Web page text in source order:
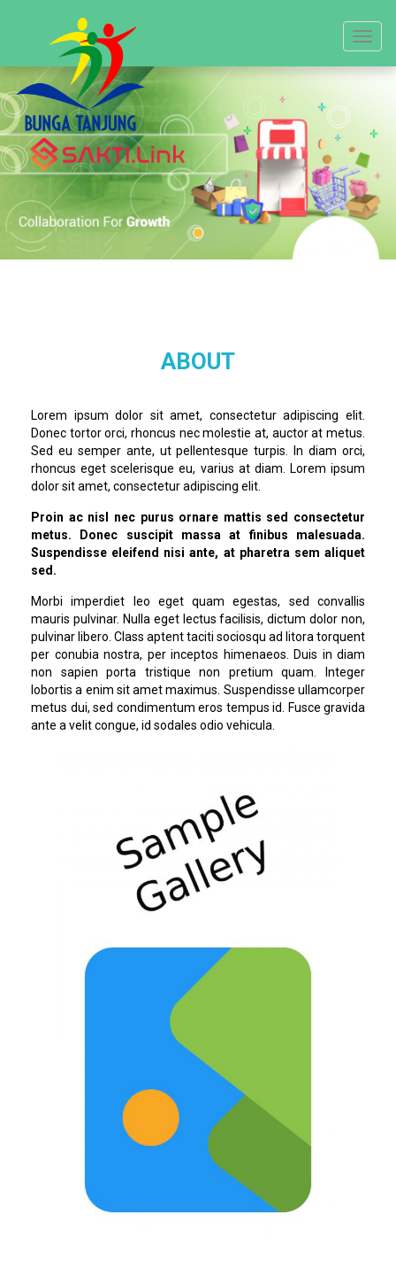
Toggle
ABOUT
Lorem ipsum dolor sit amet, consectetur adipiscing elit.
Donec tortor orci, rhoncus nec molestie at, auctor at metus.
Sed eu semper ante, ut pellentesque turpis. In diam orci,
rhoncus eget scelerisque eu, varius at diam. Lorem ipsum
dolor sit amet, consectetur adipiscing elit.
Proin ac nisl nec purus ornare mattis sed consectetur
metus. Donec suscipit massa at finibus malesuada.
Suspendisse eleifend nisi ante, at pharetra sem aliquet
sed.
Morbi imperdiet leo eget quam egestas, sed convallis
mauris pulvinar. Nulla eget lectus facilisis, dictum dolor non,
pulvinar libero. Class aptent taciti sociosqu ad litora torquent
per conubia nostra, per inceptos himenaeos. Duis in diam
non sapien porta tristique non pretium quam. Integer
lobortis a enim sit amet maximus. Suspendisse ullamcorper
metus dui, sed condimentum eros tempus id. Fusce gravida
ante a velit congue, id sodales odio vehicula.